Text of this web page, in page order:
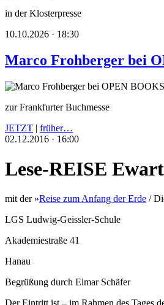
in der Klosterpresse
10.10.2026 · 18:30
Marco Frohberger bei
zur Frankfurter Buchmesse
JETZT | früher…
02.12.2016 · 16:00
Lese-REISE
mit der »Reise zum Anfang der Erde /
LGS Ludwig-Geissler-Schule
Akademiestraße 41
Hanau
Begrüßung durch Elmar Schäfer